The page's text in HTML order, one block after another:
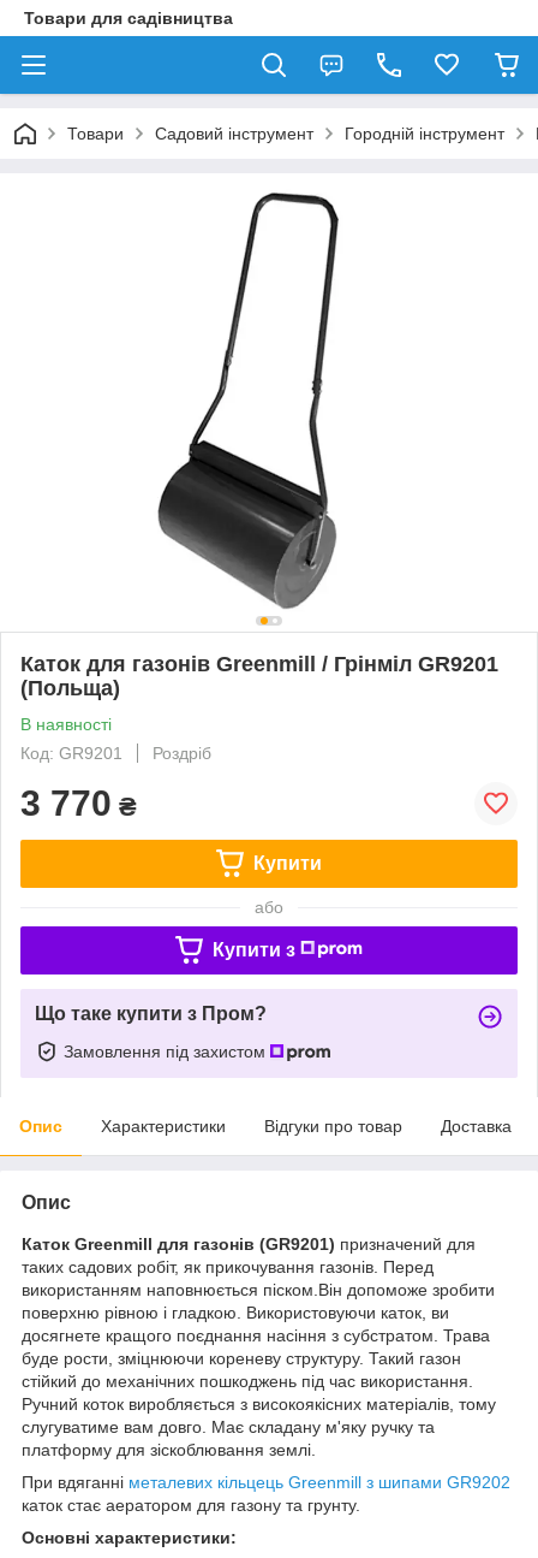
Товари для садівництва
Товари Садовий інструмент Городній інструмент
Каток для газонів Greenmill / Грінміл GR9201
(Польща)
В наявності
Код: GR9201
Роздріб
3 770 ₴
Купити
або
Купити з
Що таке купити з Пром?
Замовлення під захистом
Опис Характеристики Відгуки про товар Доставка
Опис
Каток Greenmill для газонів (GR9201) призначений для
таких садових робіт, як прикочування газонів. Перед
використанням наповнюється піском.Він допоможе зробити
поверхню рівною і гладкою. Використовуючи каток, ви
досягнете кращого поєднання насіння з субстратом. Трава
буде рости, зміцнюючи кореневу структуру. Такий газон
стійкий до механічних пошкоджень під час використання.
Ручний коток виробляється з високоякісних матеріалів, тому
слугуватиме вам довго. Має складану м'яку ручку та
платформу для зіскоблювання землі.
При вдяганні металевих кільцець Greenmill з шипами GR9202
каток стає аератором для газону та грунту.
Основні характеристики: